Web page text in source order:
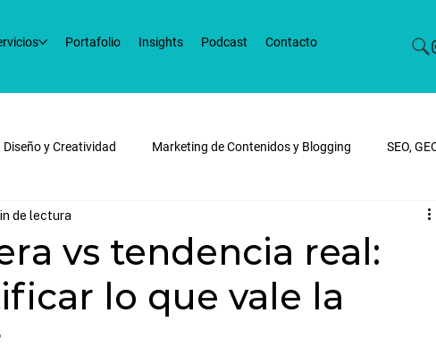
Portafolio Insights Podcast Contacto
Diseño y Creatividad Marketing de Contenidos y Blogging SEO,
Digital y SEM Tendencias de
vs tendencia real:
lo que vale la
de lectura